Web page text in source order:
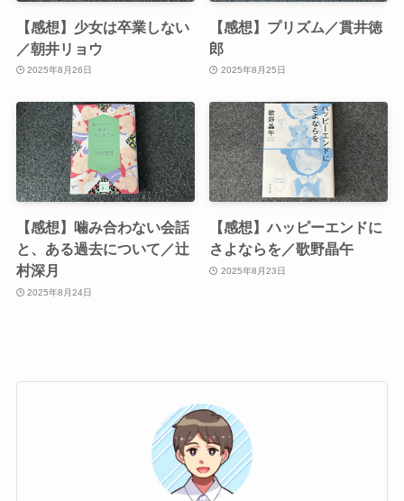
【感想】少女は卒業しない
／朝井リョウ
2025年8月26日
【感想】プリズム／貫井徳
郎
2025年8月25日
【感想】噛み合わない会話
と、ある過去について／辻
村深月
2025年8月24日
【感想】ハッピーエンドに
さよならを／歌野晶午
2025年8月23日